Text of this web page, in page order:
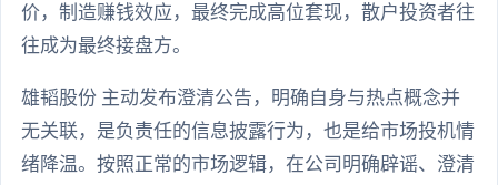
价，制造赚钱效应，最终完成高位套现，散户投资者往
往成为最终接盘方。
雄韬股份 主动发布澄清公告，明确自身与热点概念并
无关联，是负责任的信息披露行为，也是给市场投机情
绪降温。按照正常的市场逻辑，在公司明确辟谣、澄清